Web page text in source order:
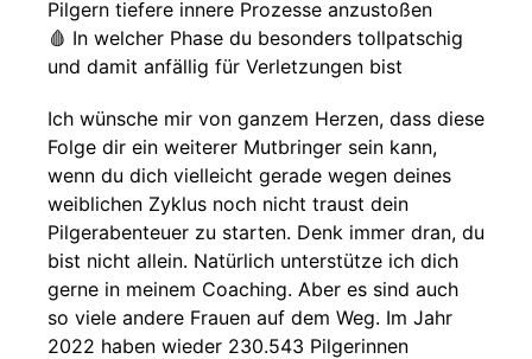
Pilgern tiefere innere Prozesse anzustoßen
🩸 In welcher Phase du besonders tollpatschig
und damit anfällig für Verletzungen bist
Ich wünsche mir von ganzem Herzen, dass diese
Folge dir ein weiterer Mutbringer sein kann,
wenn du dich vielleicht gerade wegen deines
weiblichen Zyklus noch nicht traust dein
Pilgerabenteuer zu starten. Denk immer dran, du
bist nicht allein. Natürlich unterstütze ich dich
gerne in meinem Coaching. Aber es sind auch
so viele andere Frauen auf dem Weg. Im Jahr
2022 haben wieder 230.543 Pilgerinnen